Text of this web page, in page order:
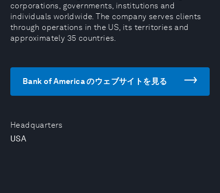
Headquarters
USA
corporations, governments, institutions and
individuals worldwide. The company serves clients
through operations in the US, its territories and
approximately 35 countries.
Bank of America のウェブサイトを見る